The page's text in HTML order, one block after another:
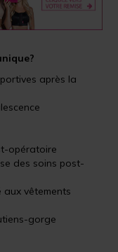
après la
opératoire
des soins post-
vêtements
gorge